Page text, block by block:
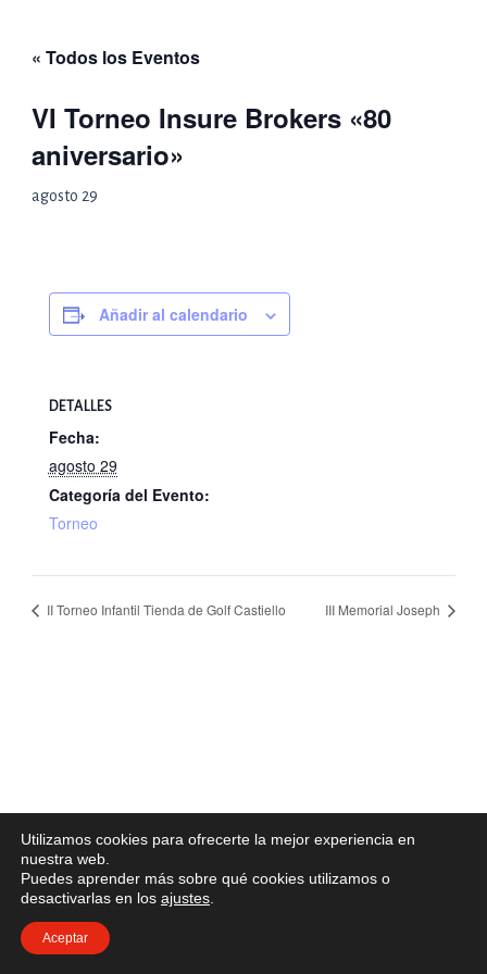
contenido« Todos los Eventos
VI Torneo Insure Brokers «80
aniversario»
agosto 29
Añadir al calendario
DETALLES
Fecha:
agosto 29
Categoría del Evento:
Torneo
II Torneo Infantil Tienda de Golf Castiello III Memorial Joseph
Utilizamos cookies para ofrecerte la mejor experiencia en
nuestra web.
Puedes aprender más sobre qué cookies utilizamos o
desactivarlas en los ajustes
Aceptar